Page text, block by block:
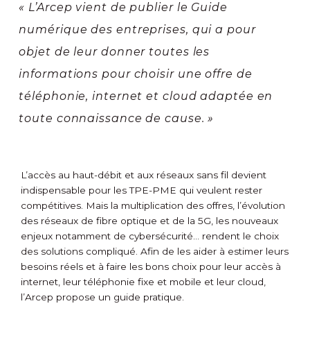
« L’Arcep vient de publier le Guide
numérique des entreprises, qui a pour
objet de leur donner toutes les
informations pour choisir une offre de
téléphonie, internet et cloud adaptée en
toute connaissance de cause. »
L’accès au haut-débit et aux réseaux sans fil devient
indispensable pour les TPE-PME qui veulent rester
compétitives. Mais la multiplication des offres, l’évolution
des réseaux de fibre optique et de la 5G, les nouveaux
enjeux notamment de cybersécurité… rendent le choix
des solutions compliqué. Afin de les aider à estimer leurs
besoins réels et à faire les bons choix pour leur accès à
internet, leur téléphonie fixe et mobile et leur cloud,
l’Arcep propose un guide pratique.